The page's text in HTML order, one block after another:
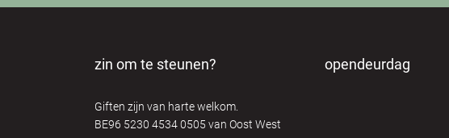
zin om te steunen?
Giften zijn van harte welkom.
BE96 5230 4534 0505 van Oost West
opendeurdag